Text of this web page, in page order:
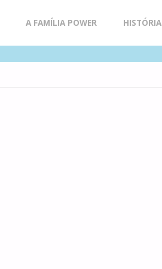
A FAMÍLIA POWER HISTÓRIA